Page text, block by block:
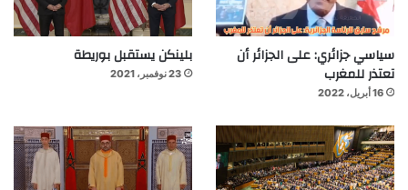
سياسي جزائري: على الجزائر أن
تعتذر للمغرب
16 أبريل، 2022
بلينكن يستقبل بوريطة
23 نوفمبر، 2021